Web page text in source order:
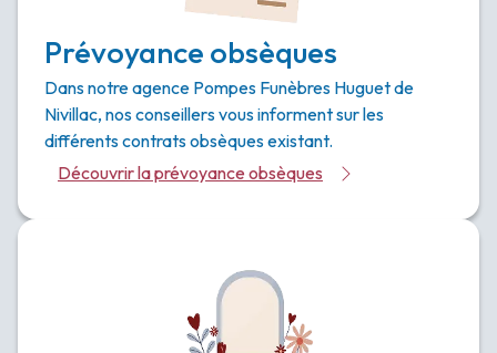
Prévoyance obsèques
Dans notre agence Pompes Funèbres Huguet de
Nivillac, nos conseillers vous informent sur les
différents contrats obsèques existant.
Découvrir la prévoyance obsèques